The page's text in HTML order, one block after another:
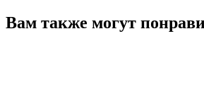
Вам также могут